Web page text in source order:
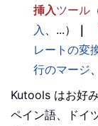
挿入ツール
入
、...） ｜
レートの変
行のマージ
Kutools はお好
ペイン語、ドイ